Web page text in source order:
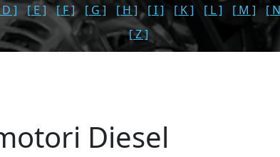
] [ E ] [ F ] [ G ] [ H ] [ I ] [ K ] [ L ] [ M ] [
[ Z ]
Diesel